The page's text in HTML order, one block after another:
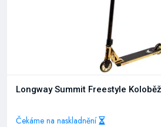
Longway Summit Freestyle
Čekáme na naskladnění